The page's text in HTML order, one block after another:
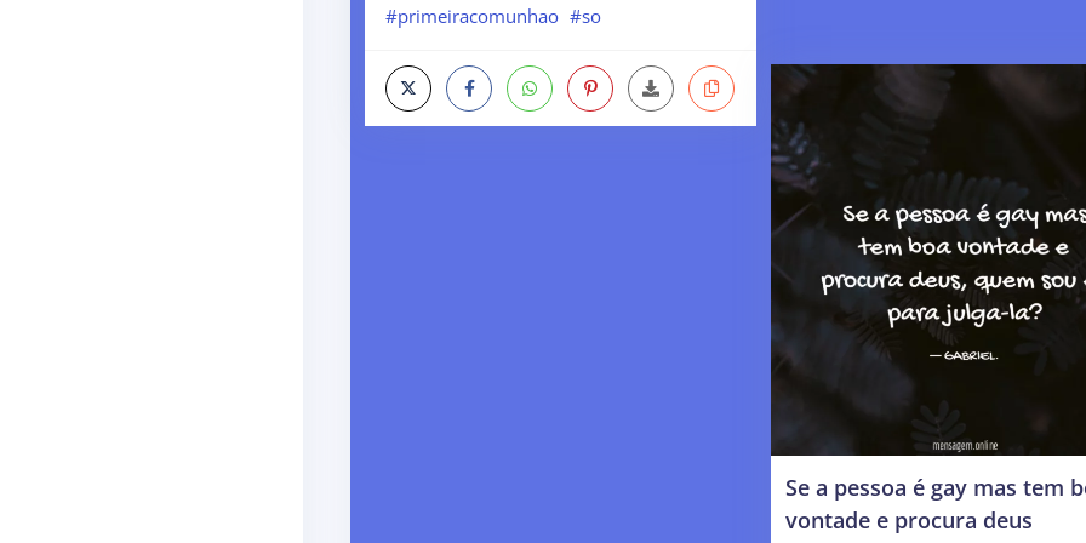
#primeiracomunhao #so
Se a pessoa é gay mas tem
vontade e procura deus